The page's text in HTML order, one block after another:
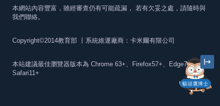
貓頭鷹博士
本網站內容豐富，雖經審查仍有可能疏漏， 若有欠妥之處，請隨時與
我們聯絡。
Copyright©2014教育部 丨系統維運廠商：卡米爾有限公司
本站建議最佳瀏覽器版本為 Chrome 63+、Firefox57+、Edge79+及
Safari11+